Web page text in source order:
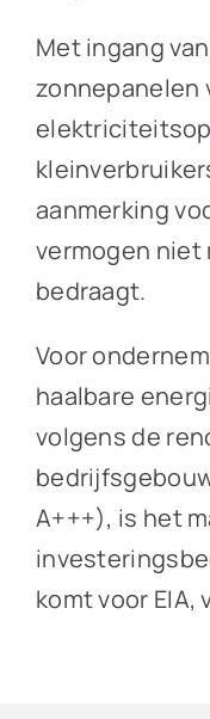
Met ingang
zonnepanelen
aanmerking
vermogen niet
bedraagt.
Voor
haalbare
volgens de
A+++), is het
komt voor EIA,